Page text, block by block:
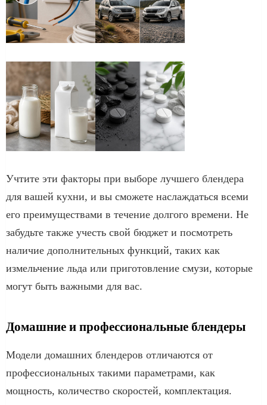
Учтите эти факторы при выборе лучшего блендера
для вашей кухни, и вы сможете наслаждаться всеми
его преимуществами в течение долгого времени. Не
забудьте также учесть свой бюджет и посмотреть
наличие дополнительных функций, таких как
измельчение льда или приготовление смузи, которые
могут быть важными для вас.
Домашние и профессиональные блендеры
Модели домашних блендеров отличаются от
профессиональных такими параметрами, как
мощность, количество скоростей, комплектация.